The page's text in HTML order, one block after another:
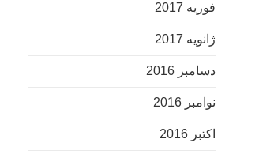
فوریه 2017
ژانویه 2017
دسامبر 2016
نوامبر 2016
اکتبر 2016